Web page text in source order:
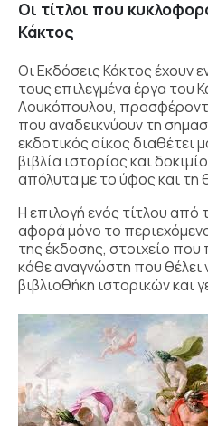
Οι τίτλοι που
Κάκτος
Οι Εκδόσεις Κάκτοςέχουν
τους επιλεγμένα έργα του
Λουκόπουλου,
που αναδεικνύουν τη
εκδοτικός οίκος
βιβλία ιστορίας και
απόλυτα με το ύφος και τη
Η επιλογή ενός τίτλου από
αφορά μόνο το
της έκδοσης, στοιχείο που
κάθε αναγνώστη που θέλει
βιβλιοθήκη ιστορικών και